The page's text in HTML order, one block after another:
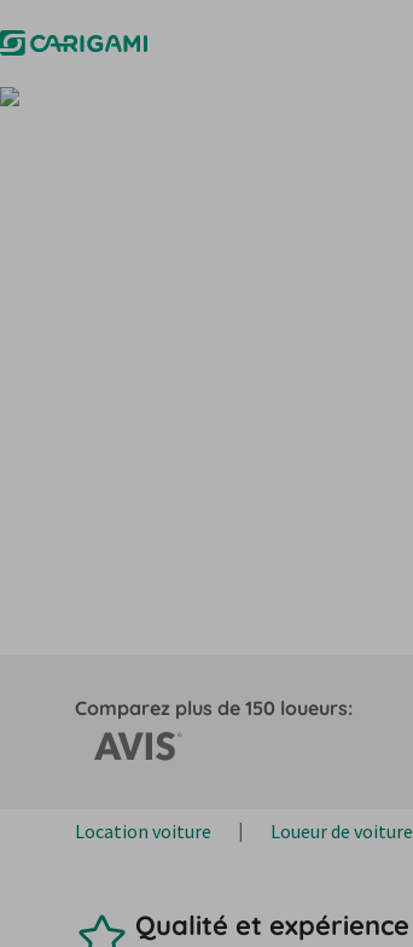
Comparez plus de 150 loueurs:
Location voiture Loueur de voiture
Qualité et expérience